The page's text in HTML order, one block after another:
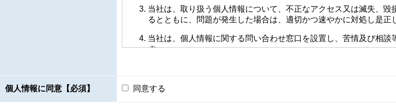
当社は、取り扱う個人情報について、不正なアクセス又は滅失、
るとともに、問題が発生した場合は、適切かつ速やかに対処し是正
当社は、個人情報に関する問い合わせ窓口を設置し、苦情及び相
す。
〒５５４－００５１
個人情報に同意【必須】 同意する